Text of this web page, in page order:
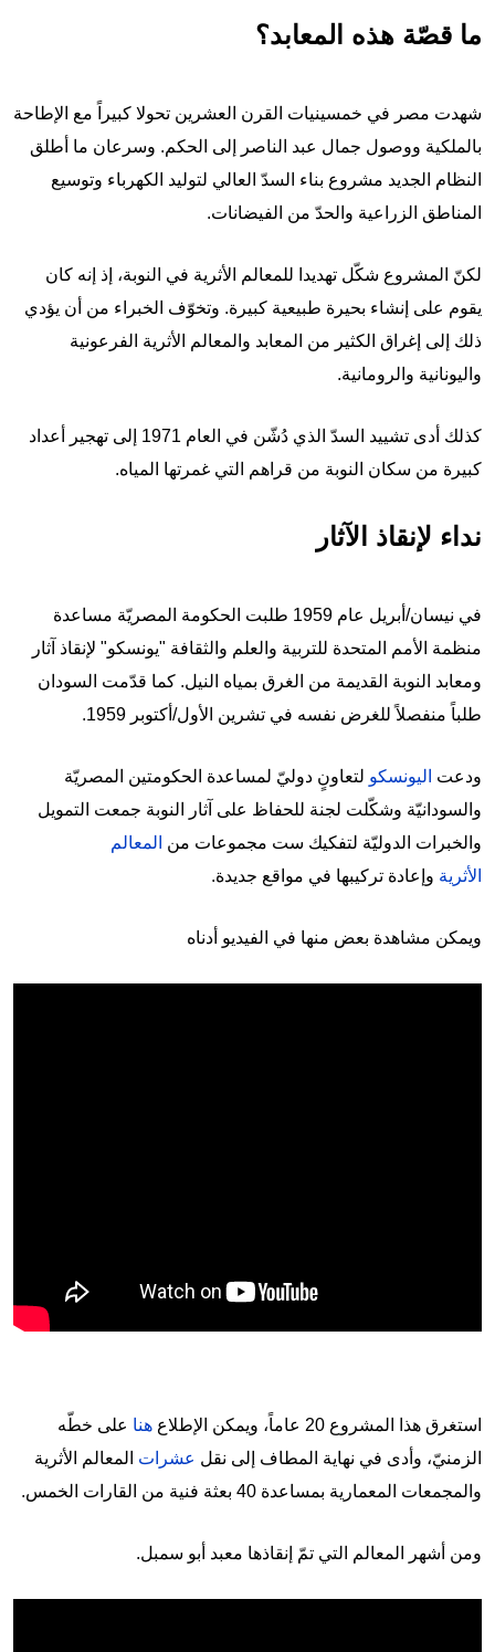
ما قصّة هذه المعابد؟
شهدت مصر في خمسينيات القرن العشرين تحولا كبيراً مع الإطاحة
بالملكية ووصول جمال عبد الناصر إلى الحكم. وسرعان ما أطلق
النظام الجديد مشروع بناء السدّ العالي لتوليد الكهرباء وتوسيع
المناطق الزراعية والحدّ من الفيضانات.
لكنّ المشروع شكّل تهديدا للمعالم الأثرية في النوبة، إذ إنه كان
يقوم على إنشاء بحيرة طبيعية كبيرة. وتخوّف الخبراء من أن يؤدي
ذلك إلى إغراق الكثير من المعابد والمعالم الأثرية الفرعونية
واليونانية والرومانية.
كذلك أدى تشييد السدّ الذي دُشّن في العام 1971 إلى تهجير أعداد
كبيرة من سكان النوبة من قراهم التي غمرتها المياه.
نداء لإنقاذ الآثار
في نيسان/أبريل عام 1959 طلبت الحكومة المصريّة مساعدة
منظمة الأمم المتحدة للتربية والعلم والثقافة "يونسكو" لإنقاذ آثار
ومعابد النوبة القديمة من الغرق بمياه النيل. كما قدّمت السودان
طلباً منفصلاً للغرض نفسه في تشرين الأول/أكتوبر 1959.
ودعت اليونسكو لتعاونٍ دوليّ لمساعدة الحكومتين المصريّة
والسودانيّة وشكّلت لجنة للحفاظ على آثار النوبة جمعت التمويل
والخبرات الدوليّة لتفكيك ست مجموعات من المعالم
الأثرية وإعادة تركيبها في مواقع جديدة.
ويمكن مشاهدة بعض منها في الفيديو أدناه
استغرق هذا المشروع 20 عاماً، ويمكن الإطلاع هنا على خطّه
الزمنيّ، وأدى في نهاية المطاف إلى نقل عشرات المعالم الأثرية
والمجمعات المعمارية بمساعدة 40 بعثة فنية من القارات الخمس.
ومن أشهر المعالم التي تمّ إنقاذها معبد أبو سمبل.